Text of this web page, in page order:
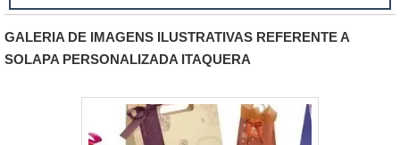
para lanches delivery pode variar.Essas embalagens
são usadas em vários setores industriais, como
alimentício, farmacêutico e cosmético. Com a aquisição
ele vai comprar algo que tenha qualidade e
confiança.Benefícios das caixas para deliveryUma das
grandes vantagens na compra de caixas para entrega
GALERIA DE IMAGENS ILUSTRATIVAS REFERENTE A
SOLAPA PERSONALIZADA ITAQUERA